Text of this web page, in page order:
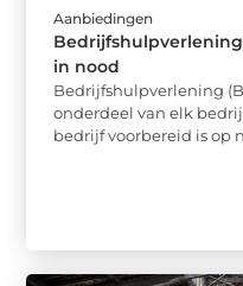
Aanbiedingen
in nood
Bedrijfshulpverlening
onderdeel van elk
bedrijf voorbereid is op